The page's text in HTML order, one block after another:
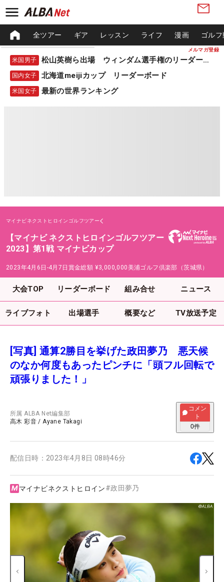
メルマガ登録
全ツアー ギア レッスン ライフ 漫画 ゴル
米国男子 松山英樹ら出場 ウィンダム選手権のリーダーボード
国内女子 北海道meijiカップ リーダーボード
米国女子 最新の世界ランキング
マイナビネクストヒロインゴルフツアー
【マイナビ ネクストヒロインゴルフツアー
2023】第1戦 マイナビカップ
2023年4月6日-4月7日 賞金総額 ¥3,000,000美浦ゴルフ倶楽部（茨城県）
大会TOP リーダーボード 組み合せ ニュース
ライブフォト 出場選手 概要など TV放送予定
[写真] 通算2勝目を挙げた政田夢乃 悪天候
のなか何度もあったピンチに「頭フル回転で
頑張りました！」
所属ALBA Net編集部
高木 彩音 /Ayane Takagi
コメン
ト
0件
配信日時： 2023年4月8日 08時46分
マイナビネクストヒロイン#政田夢乃